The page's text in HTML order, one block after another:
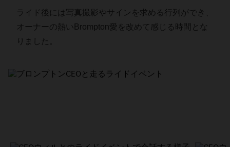
ライド後には写真撮影やサインを求める行列ができ、
オーナーの熱いBrompton愛を改めて感じる時間とな
りました。